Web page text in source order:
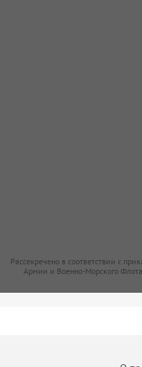
Рассекречено в соответствии с
Армии и Военно-Морского